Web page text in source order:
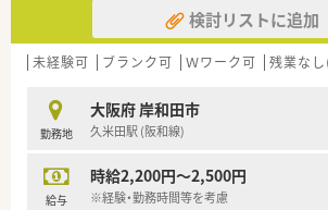
検討リストに追加
未経験可 ブランク可 Ｗワーク可 残業な
勤務地
大阪府 岸和田市
久米田駅 (阪和線)
給与
時給2,200円～2,500円
※経験・勤務時間等を考慮